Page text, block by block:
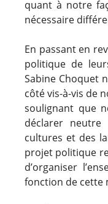
quant à notre
nécessaire
En passant en
politique de
Sabine Choquet
côté vis-à-vis de
soulignant que
déclarer neutre
cultures et des
projet politique
d’organiser
fonction de cette